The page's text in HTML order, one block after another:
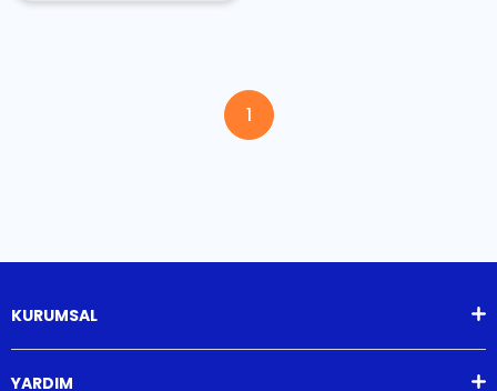
1
KURUMSAL
YARDIM